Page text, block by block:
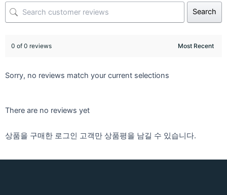
Search
0 of 0 reviews
Sorry, no reviews match your current selections
There are no reviews yet
상품을 구매한 로그인 고객만 상품평을 남길 수 있습니다.